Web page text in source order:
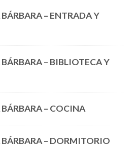
– ENTRADA Y
– BIBLIOTECA Y
– COCINA
– DORMITORIO